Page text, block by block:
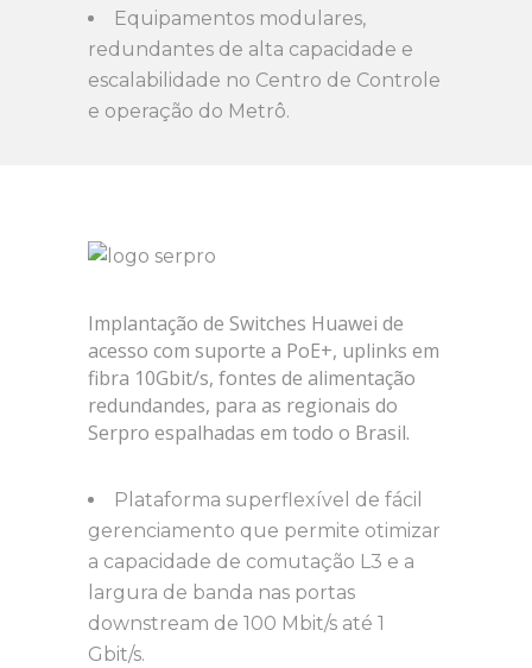
Equipamentos modulares,
redundantes de alta capacidade e
escalabilidade no Centro de Controle
e operação do Metrô.
Implantação de Switches Huawei de
acesso com suporte a PoE+, uplinks em
fibra 10Gbit/s, fontes de alimentação
redundandes, para as regionais do
Serpro espalhadas em todo o Brasil.
Plataforma superflexível de fácil
gerenciamento que permite otimizar
a capacidade de comutação L3 e a
largura de banda nas portas
downstream de 100 Mbit/s até 1
Gbit/s.